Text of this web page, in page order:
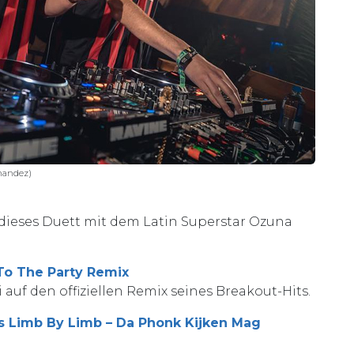
Duett mit dem Latin Superstar Ozuna
The Party Remix
den offiziellen Remix seines Breakout-Hits.
Limb By Limb – Da Phonk Kijken Mag